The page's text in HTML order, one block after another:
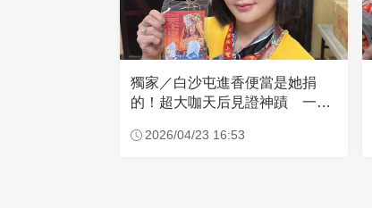
獨家／白沙屯進香便當是她捐
的！超大咖天后見證神蹟 一靠
2026/04/23 16:53